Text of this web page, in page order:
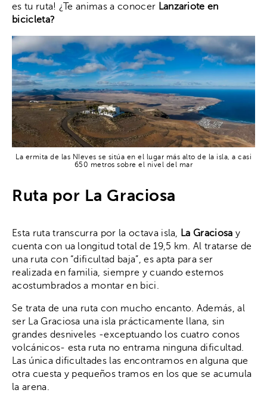
es tu ruta! ¿Te animas a conocer Lanzariote en
bicicleta?
La ermita de las NIeves se sitúa en el lugar más alto de la isla, a casi
650 metros sobre el nivel del mar
Ruta por La Graciosa
Esta ruta transcurra por la octava isla, La Graciosa y
cuenta con ua longitud total de 19,5 km. Al tratarse de
una ruta con “dificultad baja”, es apta para ser
realizada en familia, siempre y cuando estemos
acostumbrados a montar en bici.
Se trata de una ruta con mucho encanto. Además, al
ser La Graciosa una isla prácticamente llana, sin
grandes desniveles -exceptuando los cuatro conos
volcánicos- esta ruta no entrama ninguna dificultad.
Las única dificultades las encontramos en alguna que
otra cuesta y pequeños tramos en los que se acumula
la arena.